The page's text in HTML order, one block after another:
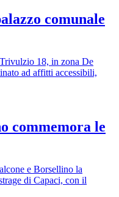
comunale
18, in zona De
ad affitti accessibili,
commemora le
e Borsellino la
di Capaci, con il